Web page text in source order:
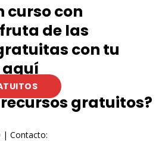
curso con
de las
con tu
aquí
gratuitos?
| Contacto: